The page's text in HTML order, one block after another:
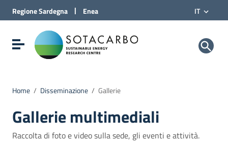
Vai al Contenuto
Vai alla navigazione del sito
Vai al Footer
RegioneSardegna | Enea IT
Visualizza/nascondi menu di navigazioneSotacarbo SpA
Home / Disseminazione / Gallerie
Gallerie multimediali
Raccolta di foto e video sulla sede, gli eventi e attività.